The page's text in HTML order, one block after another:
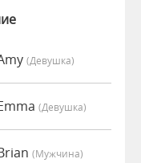
(девушка)
(девушка)
(мужчина)